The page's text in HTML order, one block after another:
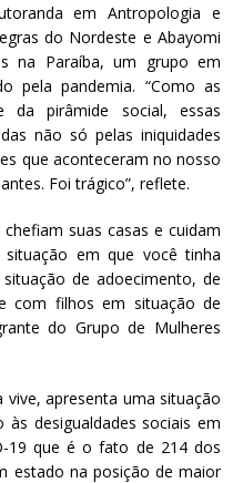
em Antropologia e
do Nordeste e Abayomi
na Paraíba, um grupo em
pela pandemia. “Como as
da pirâmide social, essas
não só pelas iniquidades
que aconteceram no nosso
Foi trágico”, reflete.
suas casas e cuidam
em que você tinha
de adoecimento, de
com filhos em situação de
do Grupo de Mulheres
apresenta uma situação
desigualdades sociais em
19 que é o fato de 214 dos
estado na posição de maior